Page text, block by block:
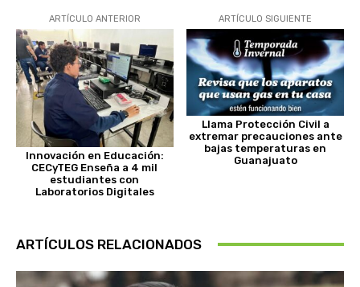
ARTÍCULO ANTERIOR
Innovación en Educación:
CECyTEG Enseña a 4 mil
estudiantes con
Laboratorios Digitales
ARTÍCULO SIGUIENTE
Llama Protección Civil a
extremar precauciones ante
bajas temperaturas en
Guanajuato
ARTÍCULOS RELACIONADOS